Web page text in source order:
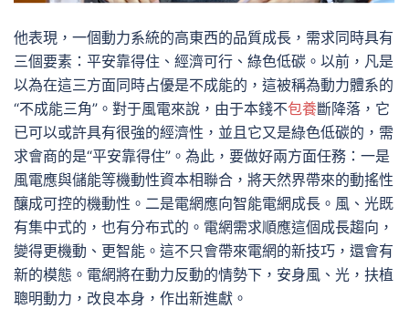
他表現，一個動力系統的高東西的品質成長，需求同時具有
三個要素：平安靠得住、經濟可行、綠色低碳。以前，凡是
以為在這三方面同時占優是不成能的，這被稱為動力體系的
“不成能三角”。對于風電來說，由于本錢不包養斷降落，它
已可以或許具有很強的經濟性，並且它又是綠色低碳的，需
求會商的是“平安靠得住”。為此，要做好兩方面任務：一是
風電應與儲能等機動性資本相聯合，將天然界帶來的動搖性
釀成可控的機動性。二是電網應向智能電網成長。風、光既
有集中式的，也有分布式的。電網需求順應這個成長趨向，
變得更機動、更智能。這不只會帶來電網的新技巧，還會有
新的模態。電網將在動力反動的情勢下，安身風、光，扶植
聰明動力，改良本身，作出新進獻。